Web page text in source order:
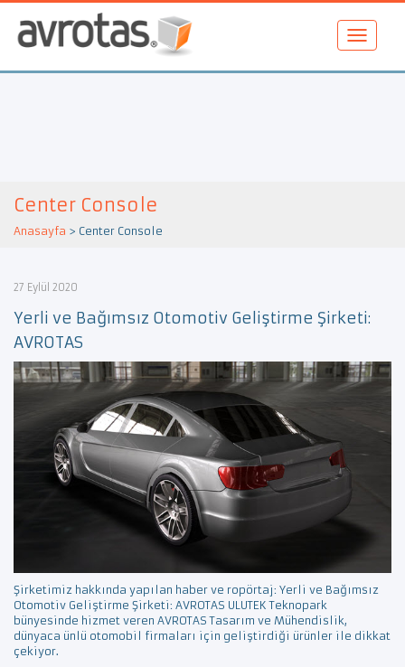
Center Console
Anasayfa > Center Console
27 Eylül 2020
Yerli ve Bağımsız Otomotiv Geliştirme Şirketi:
AVROTAS
Şirketimiz hakkında yapılan haber ve ropörtaj: Yerli ve Bağımsız
Otomotiv Geliştirme Şirketi: AVROTAS ULUTEK Teknopark
bünyesinde hizmet veren AVROTAS Tasarım ve Mühendislik,
dünyaca ünlü otomobil firmaları için geliştirdiği ürünler ile dikkat
çekiyor.